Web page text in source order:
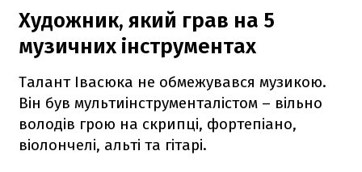
Художник, який грав на 5
музичних інструментах
Талант Івасюка не обмежувався музикою.
Він був мультиінструменталістом – вільно
володів грою на скрипці, фортепіано,
віолончелі, альті та гітарі.